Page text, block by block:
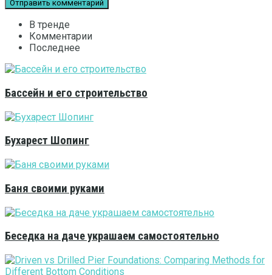
В тренде
Комментарии
Последнее
Бассейн и его строительство
Бухарест Шопинг
Баня своими руками
Беседка на даче украшаем самостоятельно